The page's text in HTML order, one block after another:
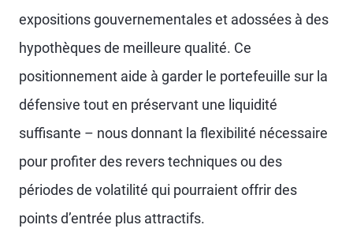
expositions gouvernementales et adossées à des
hypothèques de meilleure qualité. Ce
positionnement aide à garder le portefeuille sur la
défensive tout en préservant une liquidité
suffisante – nous donnant la flexibilité nécessaire
pour profiter des revers techniques ou des
périodes de volatilité qui pourraient offrir des
points d’entrée plus attractifs.